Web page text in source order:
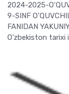
2024-2025-
9-SINF
FANIDAN
O'zbekiston tarixi